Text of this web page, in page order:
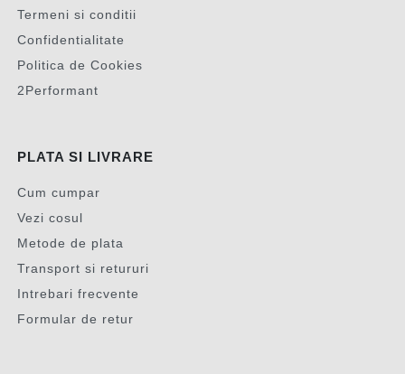
Termeni si conditii
Confidentialitate
Politica de Cookies
2Performant
PLATA SI LIVRARE
Cum cumpar
Vezi cosul
Metode de plata
Transport si retururi
Intrebari frecvente
Formular de retur